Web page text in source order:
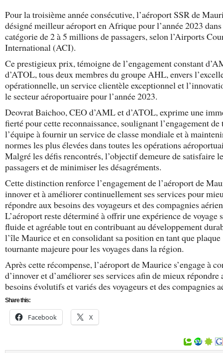
Pour la troisième année consécutive, l’aéroport SSR de
désigné meilleur aéroport en Afrique pour l’année 2023
catégorie de 2 à 5 millions de passagers, selon l’Airports
International (ACI).
Ce prestigieux prix, témoigne de l’engagement constant
d’ATOL, tous deux membres du groupe AHL, envers
opérationnelle, un service clientèle exceptionnel et
le secteur aéroportuaire pour l’année 2023.
Deovrat Baichoo, CEO d’AML et d’ATOL, exprime une
fierté pour cette reconnaissance, soulignant l’engagement de
l’équipe à fournir un service de classe mondiale et à
normes les plus élevées dans toutes les opérations
Malgré les défis rencontrés, l’objectif demeure de satisfaire
passagers et de minimiser les désagréments.
Cette distinction renforce l’engagement de l’aéroport de
innover et à améliorer continuellement ses services pour
répondre aux besoins des voyageurs et des compagnies
L’aéroport reste déterminé à offrir une expérience de voyage
fluide et agréable tout en contribuant au développement
l’île Maurice et en consolidant sa position en tant que plaque
tournante majeure pour les voyages dans la région.
Après cette récompense, l’aéroport de Maurice s’engage à
d’innover et d’améliorer ses services afin de mieux répondre
besoins évolutifs et variés des voyageurs et des compagnies
Share this:
Facebook X